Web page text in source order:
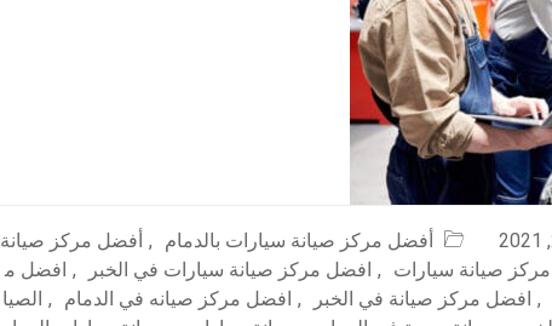
أفضل مركز صيانة سيارات بالدمام , أفضل مركز صيانة
صيانة سيارات , افضل مركز صيانة سيارات في الخبر , افضل م
, افضل مركز صيانة في الخبر , افضل مركز صيانه في الدمام , الصيا